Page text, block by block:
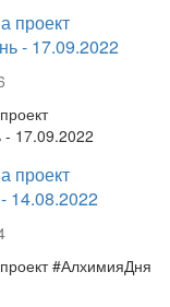
проект
- 17.09.2022
17.09.2022
проект
14.08.2022
#АлхимияДня